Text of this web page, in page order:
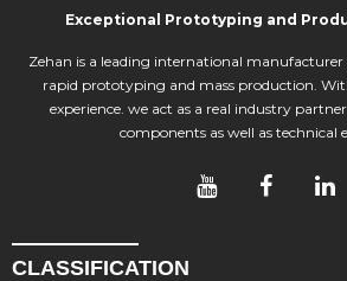
Exceptional Prototyping and
Zehan is a leading international
rapid prototyping and mass production.
experience. we act as a real industry
components as well as technical
CLASSIFICATION